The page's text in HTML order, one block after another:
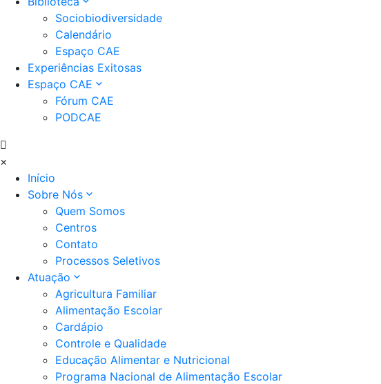
Sociobiodiversidade
Calendário
Espaço CAE
Experiências Exitosas
Espaço CAE
Fórum CAE
PODCAE
×
Início
Sobre Nós
Quem Somos
Centros
Contato
Processos Seletivos
Atuação
Agricultura Familiar
Alimentação Escolar
Cardápio
Controle e Qualidade
Educação Alimentar e Nutricional
Programa Nacional de Alimentação Escolar